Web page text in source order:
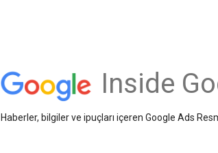
Inside
Haberler, bilgiler ve ipuçları içeren Google Ads